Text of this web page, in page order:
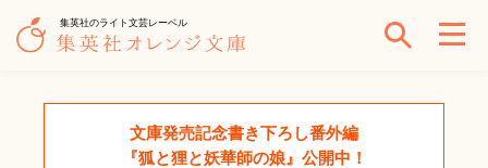
集英社のライト文芸レーベル
文庫発売記念書き下ろし番外編
『狐と狸と妖華師の娘』公開中！